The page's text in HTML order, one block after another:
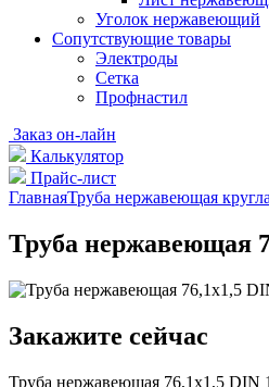
Уголок нержавеющий
Cопутствующие товары
Электроды
Сетка
Профнастил
Заказ он-лайн
Калькулятор
Прайс-лист
ГлавнаяТруба нержавеющая
Труба нержавеющая
Закажите сейчас
Труба нержавеющая 76,1х1,5 DIN